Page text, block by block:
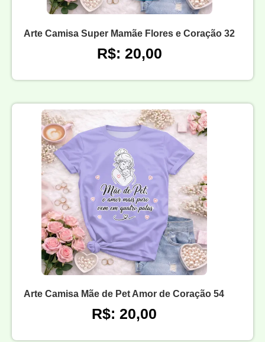
Arte Camisa Super Mamãe Flores e Coração 32
R$: 20,00
Arte Camisa Mãe de Pet Amor de Coração 54
R$: 20,00